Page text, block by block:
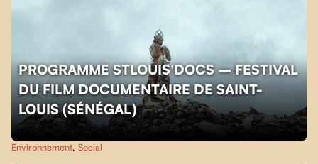
PROGRAMME STLOUIS'DOCS – FESTIVAL
DU FILM DOCUMENTAIRE DE SAINT-
LOUIS (SÉNÉGAL)
Environnement, Social